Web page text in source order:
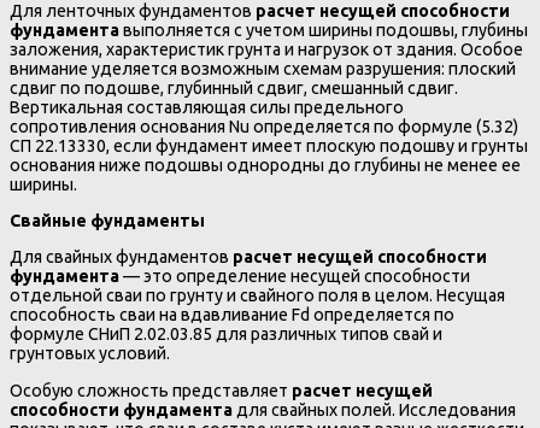
Для ленточных фундаментов расчет несущей способности
фундаментавыполняется с учетом ширины подошвы, глубины
заложения, характеристик грунта и нагрузок от здания. Особое
внимание уделяется возможным схемам разрушения: плоский
сдвиг по подошве, глубинный сдвиг, смешанный сдвиг.
Вертикальная составляющая силы предельного
сопротивления основания Nu определяется по формуле (5.32)
СП 22.13330, если фундамент имеет плоскую подошву и грунты
основания ниже подошвы однородны до глубины не менее ее
ширины.
Свайные фундаменты
Для свайных фундаментов расчет несущей способности
фундамента— это определение несущей способности
отдельной сваи по грунту и свайного поля в целом. Несущая
способность сваи на вдавливание Fd определяется по
формуле СНиП 2.02.03.85 для различных типов свай и
грунтовых условий.
Особую сложность представляет расчет несущей
способности фундамента для свайных полей. Исследования